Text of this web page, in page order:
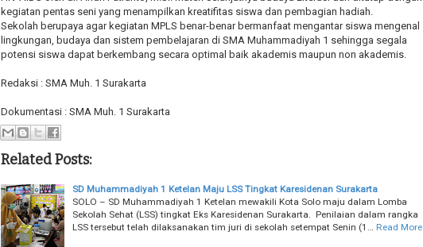
kegiatan pentas seni yang menampilkan kreatifitas siswa dan pembagian hadiah.
Sekolah berupaya agar kegiatan MPLS benar-benar bermanfaat mengantar siswa mengenal
lingkungan, budaya dan sistem pembelajaran di SMA Muhammadiyah 1 sehingga segala
potensi siswa dapat berkembang secara optimal baik akademis maupun non akademis.
Redaksi : SMA Muh. 1 Surakarta
Dokumentasi : SMA Muh. 1 Surakarta
Related Posts:
SD Muhammadiyah 1 Ketelan Maju LSS Tingkat Karesidenan Surakarta
SOLO – SD Muhammadiyah 1 Ketelan mewakili Kota Solo maju dalam Lomba
Sekolah Sehat (LSS) tingkat Eks Karesidenan Surakarta. Penilaian dalam rangka
LSS tersebut telah dilaksanakan tim juri di sekolah setempat Senin (1…
Read More